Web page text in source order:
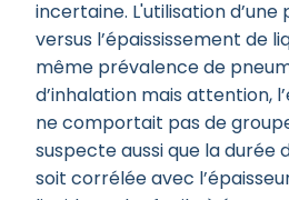
incertaine. L'utilisation
versus l’épaississement de
même prévalence de
d’inhalation mais attention,
ne comportait pas de
suspecte aussi que la durée
soit corrélée avec